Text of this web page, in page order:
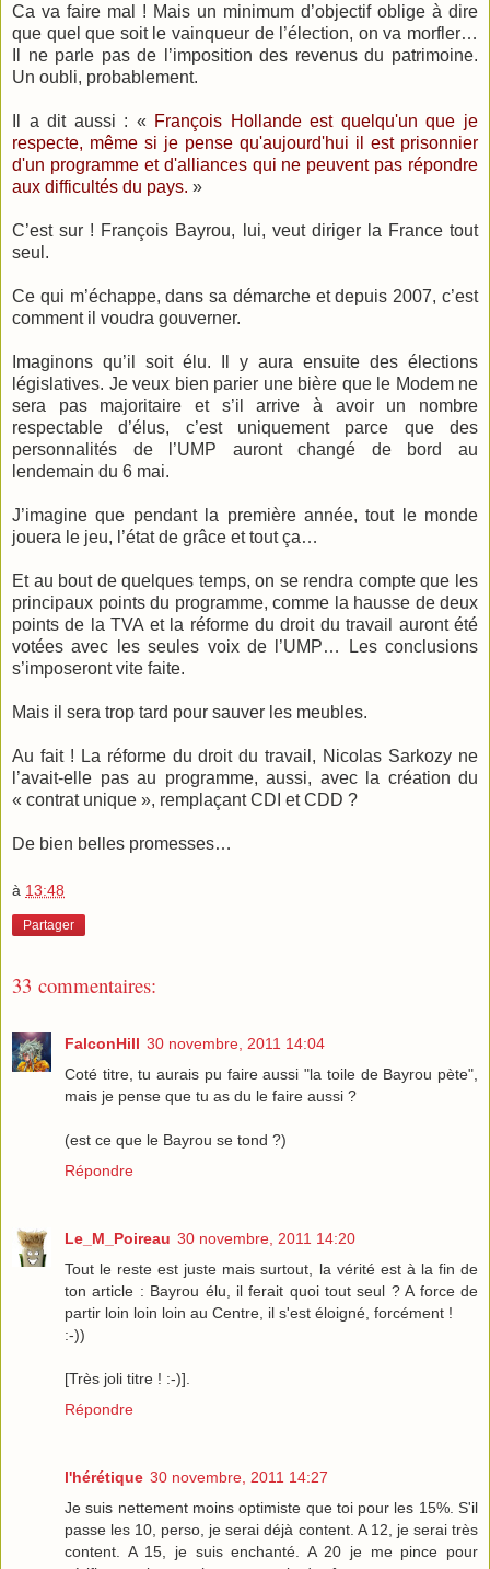
Ca va faire mal ! Mais un minimum d’objectif oblige à dire
que quel que soit le vainqueur de l’élection, on va morfler…
Il ne parle pas de l’imposition des revenus du patrimoine.
Un oubli, probablement.
Il a dit aussi : « François Hollande est quelqu'un que je
respecte, même si je pense qu'aujourd'hui il est prisonnier
d'un programme et d'alliances qui ne peuvent pas répondre
aux difficultés du pays. »
C’est sur ! François Bayrou, lui, veut diriger la France tout
seul.
Ce qui m’échappe, dans sa démarche et depuis 2007, c’est
comment il voudra gouverner.
Imaginons qu’il soit élu. Il y aura ensuite des élections
législatives. Je veux bien parier une bière que le Modem ne
sera pas majoritaire et s’il arrive à avoir un nombre
respectable d’élus, c’est uniquement parce que des
personnalités de l’UMP auront changé de bord au
lendemain du 6 mai.
J’imagine que pendant la première année, tout le monde
jouera le jeu, l’état de grâce et tout ça…
Et au bout de quelques temps, on se rendra compte que les
principaux points du programme, comme la hausse de deux
points de la TVA et la réforme du droit du travail auront été
votées avec les seules voix de l’UMP… Les conclusions
s’imposeront vite faite.
Mais il sera trop tard pour sauver les meubles.
Au fait ! La réforme du droit du travail, Nicolas Sarkozy ne
l’avait-elle pas au programme, aussi, avec la création du
« contrat unique », remplaçant CDI et CDD ?
De bien belles promesses…
à 13:48
Partager
33 commentaires:
FalconHill 30 novembre, 2011 14:04
Coté titre, tu aurais pu faire aussi "la toile de Bayrou pète",
mais je pense que tu as du le faire aussi ?
(est ce que le Bayrou se tond ?)
Répondre
Le_M_Poireau 30 novembre, 2011 14:20
Tout le reste est juste mais surtout, la vérité est à la fin de
ton article : Bayrou élu, il ferait quoi tout seul ? A force de
partir loin loin loin au Centre, il s'est éloigné, forcément !
:-))
[Très joli titre ! :-)].
Répondre
l'hérétique 30 novembre, 2011 14:27
Je suis nettement moins optimiste que toi pour les 15%. S'il
passe les 10, perso, je serai déjà content. A 12, je serai très
content. A 15, je suis enchanté. A 20 je me pince pour